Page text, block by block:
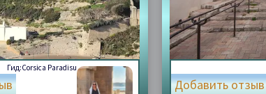
Гид:Corsica Paradisu
Добавить отзыв